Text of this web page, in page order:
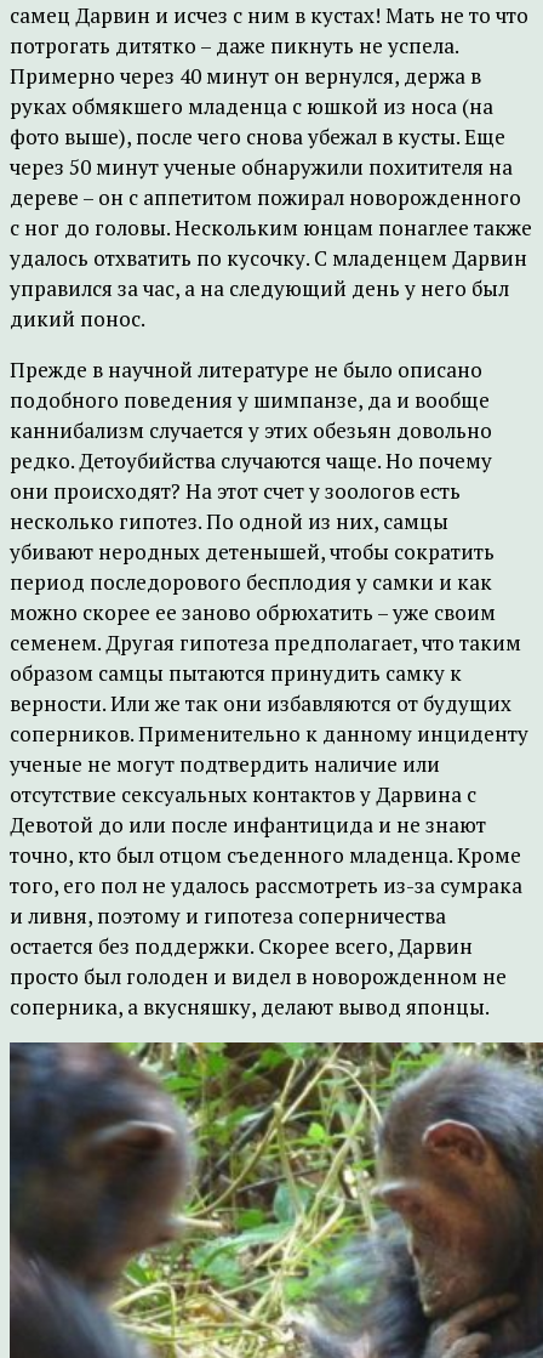
самец Дарвин и исчез с ним в кустах! Мать не то что
потрогать дитятко – даже пикнуть не успела.
Примерно через 40 минут он вернулся, держа в
руках обмякшего младенца с юшкой из носа (на
фото выше), после чего снова убежал в кусты. Еще
через 50 минут ученые обнаружили похитителя на
дереве – он с аппетитом пожирал новорожденного
с ног до головы. Нескольким юнцам понаглее также
удалось отхватить по кусочку. С младенцем Дарвин
управился за час, а на следующий день у него был
дикий понос.
Прежде в научной литературе не было описано
подобного поведения у шимпанзе, да и вообще
каннибализм случается у этих обезьян довольно
редко. Детоубийства случаются чаще. Но почему
они происходят? На этот счет у зоологов есть
несколько гипотез. По одной из них, самцы
убивают неродных детенышей, чтобы сократить
период последорового бесплодия у самки и как
можно скорее ее заново обрюхатить – уже своим
семенем. Другая гипотеза предполагает, что таким
образом самцы пытаются принудить самку к
верности. Или же так они избавляются от будущих
соперников. Применительно к данному инциденту
ученые не могут подтвердить наличие или
отсутствие сексуальных контактов у Дарвина с
Девотой до или после инфантицида и не знают
точно, кто был отцом съеденного младенца. Кроме
того, его пол не удалось рассмотреть из-за сумрака
и ливня, поэтому и гипотеза соперничества
остается без поддержки. Скорее всего, Дарвин
просто был голоден и видел в новорожденном не
соперника, а вкусняшку, делают вывод японцы.